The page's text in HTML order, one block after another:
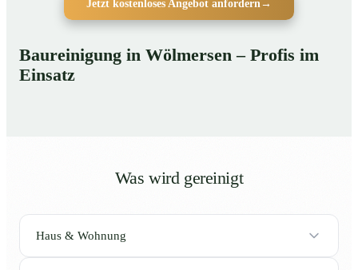
Jetzt kostenloses Angebot anfordern→
Baureinigung in Wölmersen – Profis im
Einsatz
Was wird gereinigt
Haus & Wohnung